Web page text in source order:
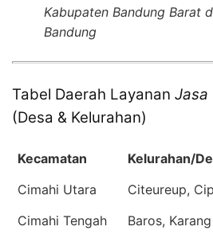
Kabupaten Bandung Barat
Bandung
Tabel Daerah Layanan Jasa
(Desa & Kelurahan)
Kecamatan
Kelurahan/
Cimahi Utara
Citeureup,
Cimahi Tengah
Baros,